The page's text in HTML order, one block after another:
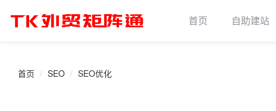
首页 自助建站
首页 SEO SEO优化